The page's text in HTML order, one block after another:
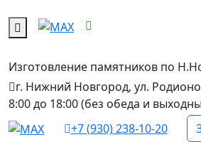
Изготовление памятников по
г. Нижний Новгород, ул.
8:00 до 18:00 (без обеда и
+7 (930) 238-10-20